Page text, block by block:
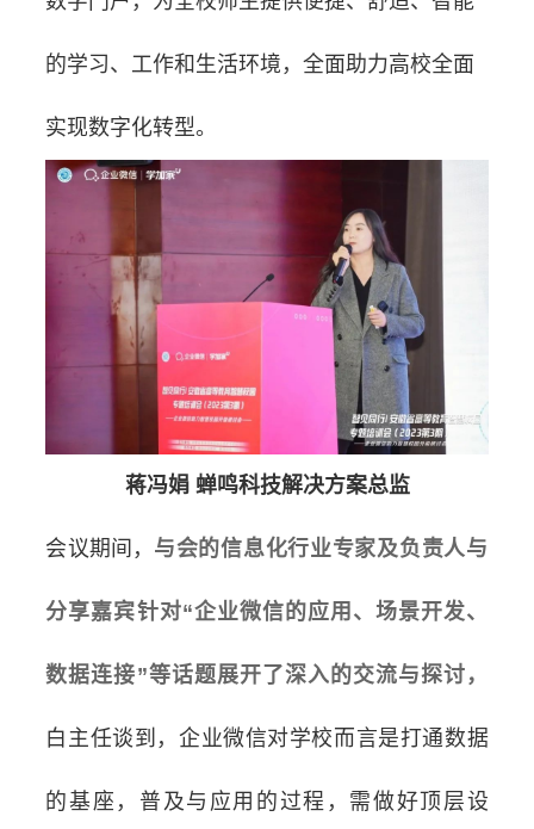
的学习、工作和生活环境，全面助力高校全面
实现数字化转型。
蒋冯娟 蝉鸣科技解决方案总监
会议期间， 与会的信息化行业专家及负责人与
分享嘉宾针对“企业微信的应用、场景开发、
数据连接”等话题展开了深入的交流与探讨，
白主任谈到，企业微信对学校而言是打通数据
的基座，普及与应用的过程，需做好顶层设